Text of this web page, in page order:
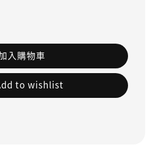
入購物車
to wishlist